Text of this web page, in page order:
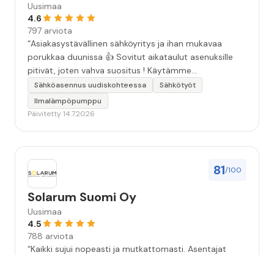
Uusimaa
4.6
797 arviota
“Asiakasystävällinen sähköyritys ja ihan mukavaa
porukkaa duunissa 👍 Sovitut aikataulut asenuksille
pitivät, joten vahva suositus ! Käytämme
seuraavallakin kerralla!”
Sähköasennus uudiskohteessa
Sähkötyöt
Ilmalämpöpumppu
Päivitetty 14.7.2026
81/100
Solarum Suomi Oy
Uusimaa
4.5
788 arviota
“Kaikki sujui nopeasti ja mutkattomasti. Asentajat